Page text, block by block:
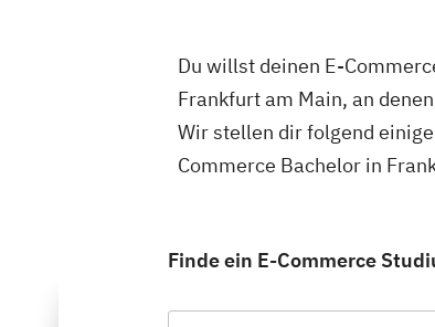
Du willst deinen E-
Frankfurt am Main, an
Wir stellen dir folgend
Commerce Bachelor in
Finde ein E-Commerce